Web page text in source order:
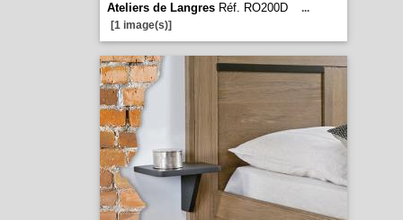
Ateliers de LangresRéf. RO200D
...
[1 image(s)]